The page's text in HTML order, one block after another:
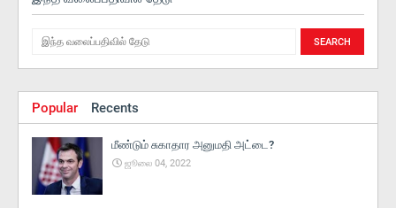
Popular Recents
மீண்டும் சுகாதார அனுமதி அட்டை?
ஜூலை 04, 2022